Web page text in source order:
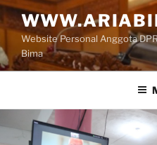
Skip
to
contentWebsite Personal Anggota
Bima